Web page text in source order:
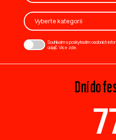
Vyberte kategorii
Souhlasím s poskytnutím osobních
údajů. Více zde
Dní do